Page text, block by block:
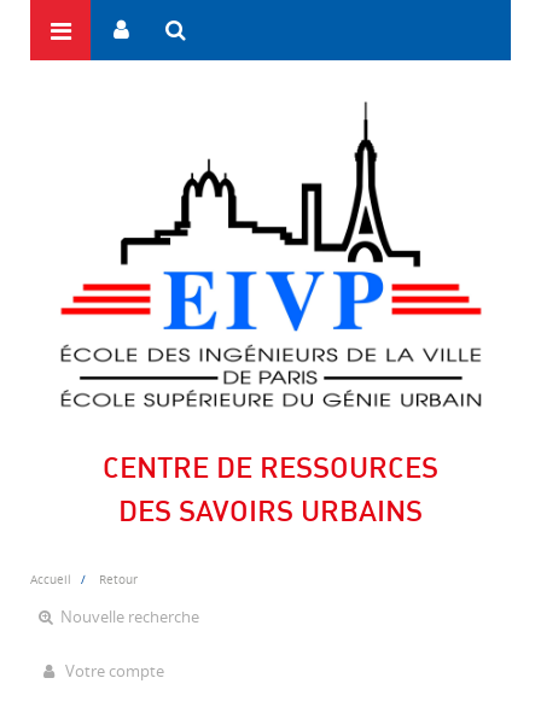
CENTRE DE RESSOURCES
DES SAVOIRS URBAINS
Accueil Retour
Nouvelle recherche
Votre compte